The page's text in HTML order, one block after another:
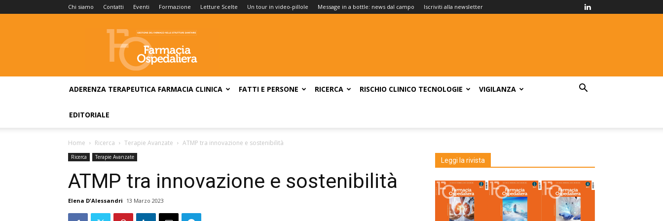
Chi siamo Contatti Eventi Formazione Letture Scelte Un tour in video-pillole Message in a bottle: news dal campo Iscriviti alla newsletter
Farmacia
Ospedaliera
ADERENZA TERAPEUTICA FARMACIA CLINICA FATTI E PERSONE RICERCA RISCHIO CLINICO TECNOLOGIE VIGILANZA
EDITORIALE
Home Ricerca Terapie Avanzate ATMP tra innovazione e sostenibilità
Ricerca Terapie Avanzate
ATMP tra innovazione e sostenibilità
Elena D'Alessandri 13 Marzo 2023
Leggi la rivista